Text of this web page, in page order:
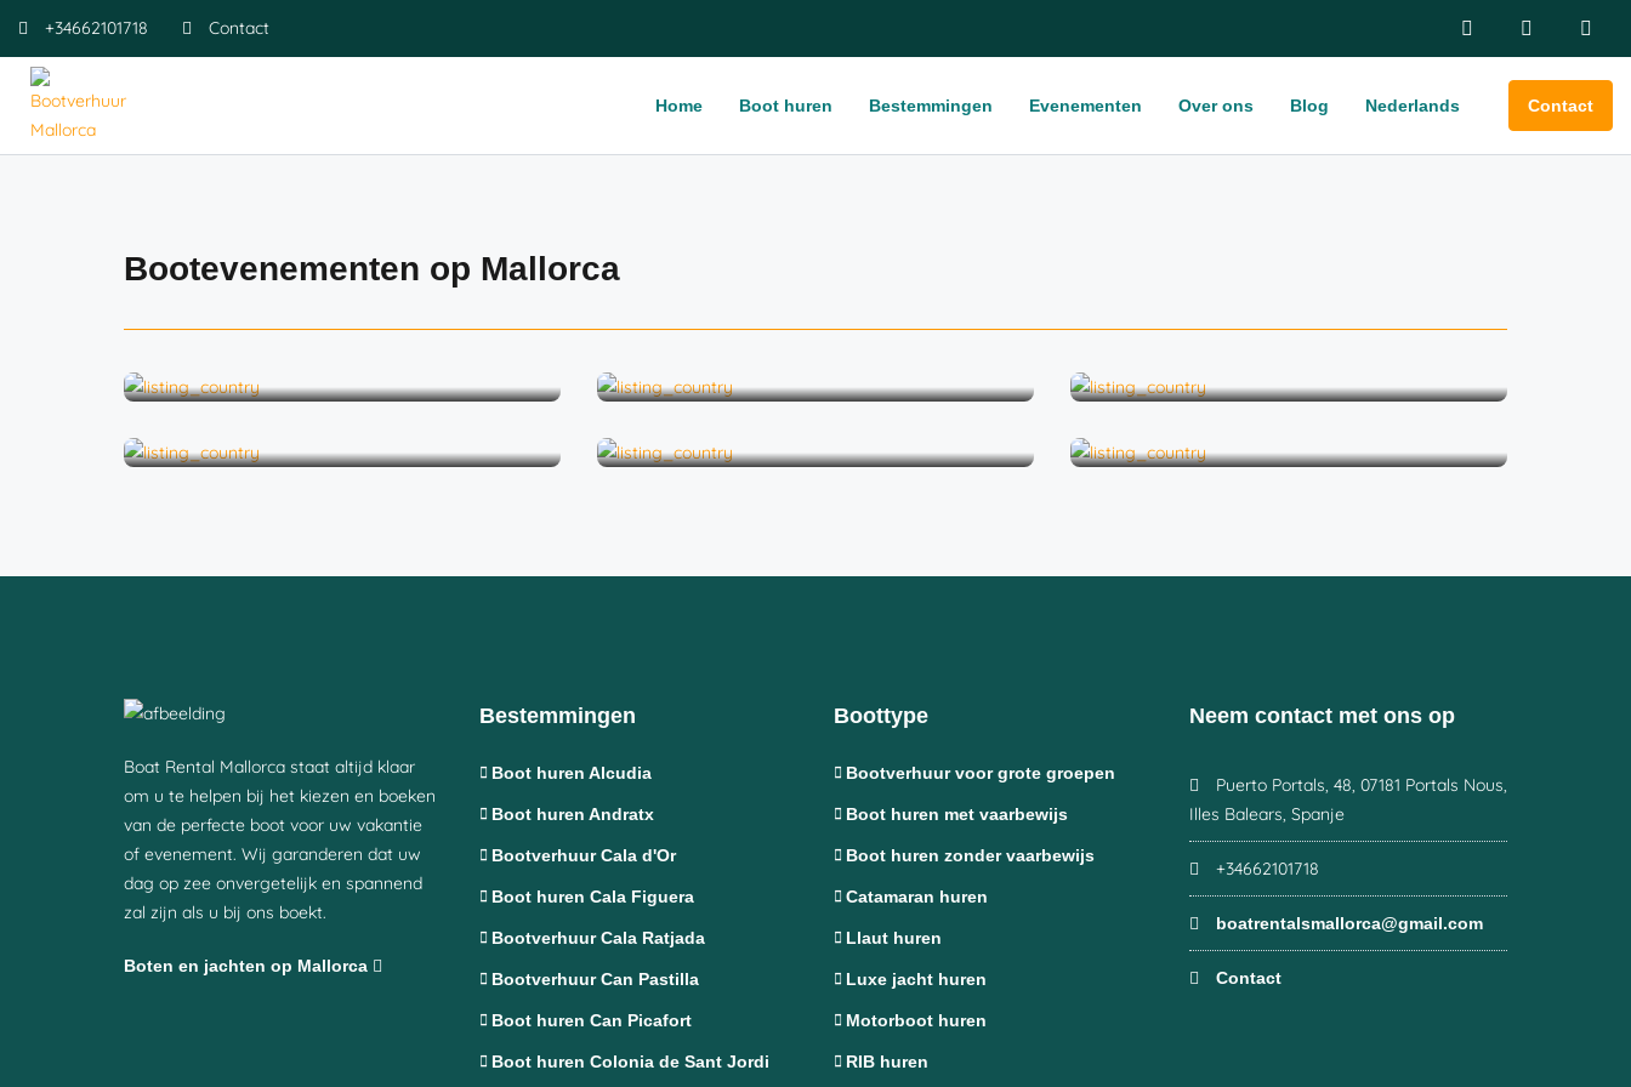
+34662101718 Contact
Home Boot huren Bestemmingen Evenementen Over ons Blog Nederlands Contact
Bootevenementen op Mallorca
Boat Rental Mallorca staat altijd klaar
om u te helpen bij het kiezen en boeken
van de perfecte boot voor uw vakantie
of evenement. Wij garanderen dat uw
dag op zee onvergetelijk en spannend
zal zijn als u bij ons boekt.
Boten en jachten op Mallorca
Bestemmingen
Boot huren Alcudia
Boot huren Andratx
Bootverhuur Cala d'Or
Boot huren Cala Figuera
Bootverhuur Cala Ratjada
Bootverhuur Can Pastilla
Boot huren Can Picafort
Boot huren Colonia de Sant Jordi
Boottype
Bootverhuur voor grote groepen
Boot huren met vaarbewijs
Boot huren zonder vaarbewijs
Catamaran huren
Llaut huren
Luxe jacht huren
Motorboot huren
RIB huren
Neem contact met ons op
Puerto Portals, 48, 07181 Portals Nous,
Illes Balears, Spanje
+34662101718
boatrentalsmallorca@gmail.com
Contact